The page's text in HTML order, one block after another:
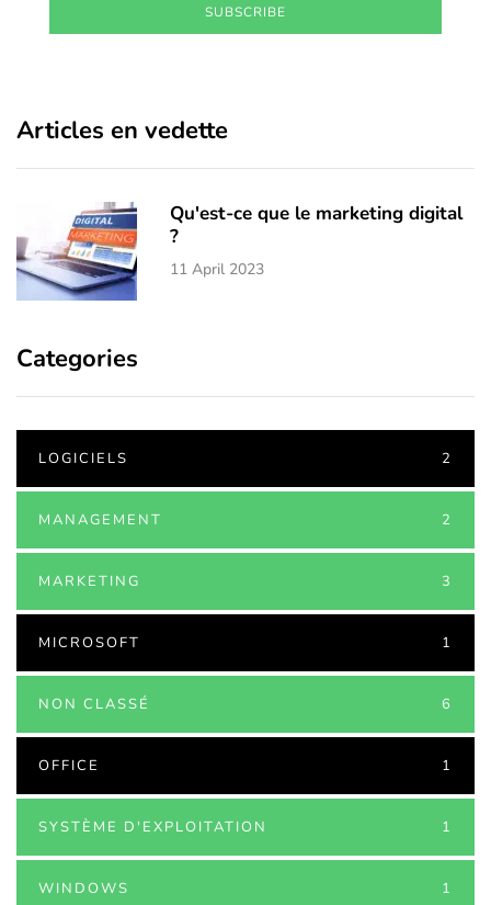
SUBSCRIBE
Articles en vedette
Qu'est-ce que le marketing digital
?
11 April 2023
Categories
LOGICIELS 2
MANAGEMENT 2
MARKETING 3
MICROSOFT 1
NON CLASSÉ 6
OFFICE 1
SYSTÈME D'EXPLOITATION 1
WINDOWS 1